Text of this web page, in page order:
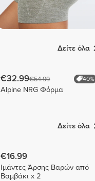
Δείτε όλα
€32.99€54.99 40%
Alpine NRG Φόρμα
Δείτε όλα
€16.99
Ιμάντες Άρσης Βαρών από
Βαμβάκι x 2